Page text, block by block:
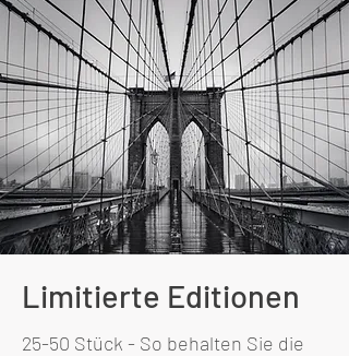
Limitierte Editionen
25-50 Stück - So behalten Sie die